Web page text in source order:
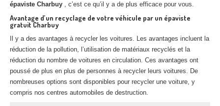
épaviste Charbuy , c’est ce qu’il y a de plus efficace pour vous.
Avantage d’un recyclage de votre véhicule par un épaviste
gratuit Charbuy
Il y a des avantages à recycler les voitures. Les avantages incluent la
réduction de la pollution, l’utilisation de matériaux recyclés et la
réduction du nombre de voitures en circulation. Ces avantages ont
poussé de plus en plus de personnes à recycler leurs voitures. De
nombreuses options sont disponibles pour recycler une voiture, y
compris nos centres automobiles de destruction.